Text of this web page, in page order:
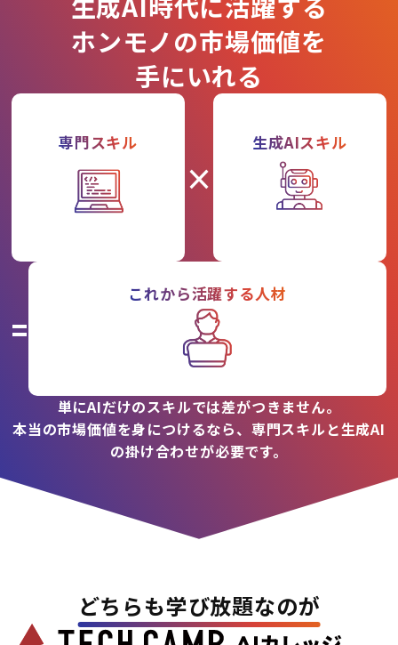
ホンモノの市場価値を
手にいれる
専門スキル
×
生成AIスキル
=
これから活躍する人材
単にAIだけのスキルでは差がつきません。
本当の市場価値を身につけるなら、専門スキルと生成AI
の掛け合わせが必要です。
どちらも学び放題なのが